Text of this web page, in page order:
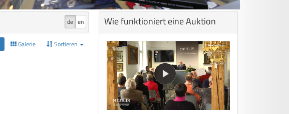
de en
Galerie Sortieren
Wie funktioniert eine Auktion